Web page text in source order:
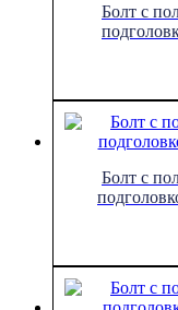
Болт с
Болт с